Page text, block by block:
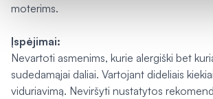
moterims.
Įspėjimai:
Nevartoti asmenims, kurie alergiški bet
sudedamąjai daliai. Vartojant dideliais
viduriavimą. Neviršyti nustatytos